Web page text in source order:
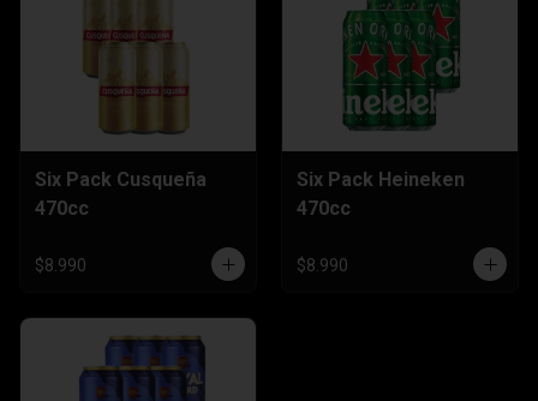
Six Pack Cusqueña
470cc
$8.990
Six Pack Heineken
470cc
$8.990